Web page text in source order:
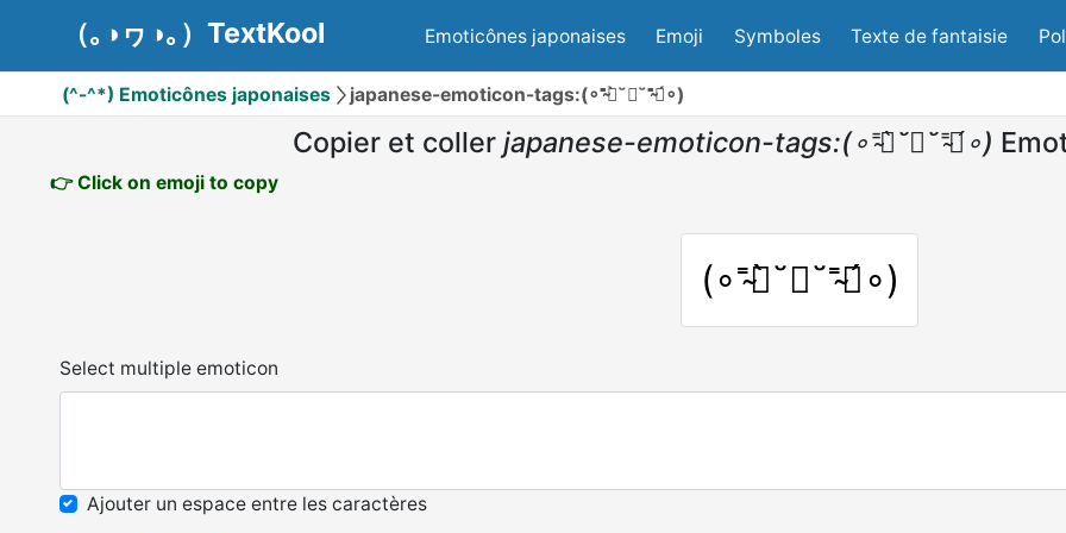
（｡◑ヮ◑｡）TextKool Emoticônes japonaises Emoji Symboles Texte de fantaisie
(^-^*) Emoticônes japonaises japanese-emoticon-tags:(∘⁼̴⃙̀˘︷˘⁼̴⃙́∘)
Copier et coller japanese-emoticon-tags:(∘⁼̴⃙̀˘︷˘⁼̴⃙́∘)
👉 Click on emoji to copy
(∘⁼̴⃙̀˘︷˘⁼̴⃙́∘)
Select multiple emoticon
Ajouter un espace entre les caractères